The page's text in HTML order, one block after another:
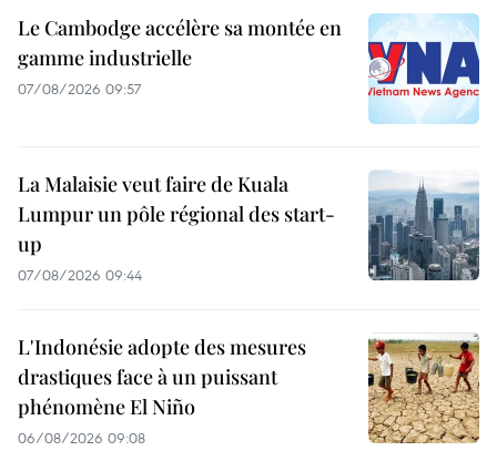
Le Cambodge accélère sa montée en
gamme industrielle
07/08/2026 09:57
La Malaisie veut faire de Kuala
Lumpur un pôle régional des start-
up
07/08/2026 09:44
L'Indonésie adopte des mesures
drastiques face à un puissant
phénomène El Niño
06/08/2026 09:08